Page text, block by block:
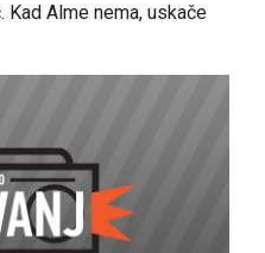
Alme nema, uskače